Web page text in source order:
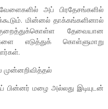
அப் பிரதேசங்களில்
மின்னல் தாக்கங்களினால்
தேவையான
எடுத்துக் கொள்ளுமாறு
முன்னறிவித்தல்
பின்னர் மழை அல்லது இடியுடன்